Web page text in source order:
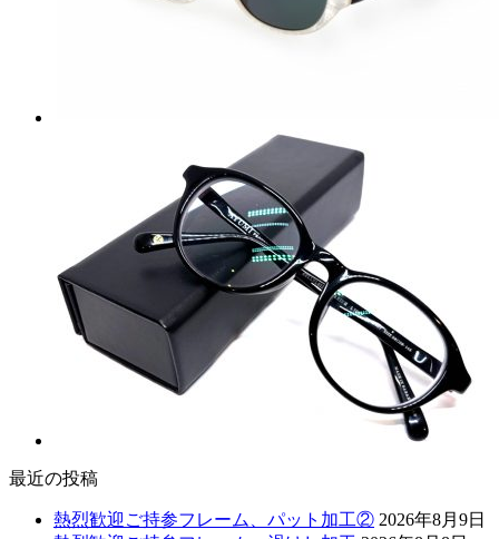
最近の投稿
熱烈歓迎ご持参フレーム、パット加工② 2026年8月9日